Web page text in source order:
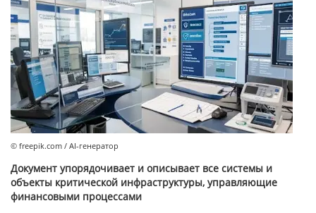
© freepik.com / AI-генератор
Документ упорядочивает и описывает все системы и
объекты критической инфраструктуры, управляющие
финансовыми процессами